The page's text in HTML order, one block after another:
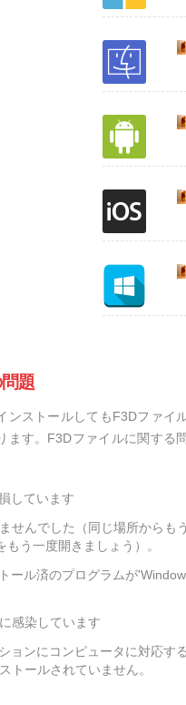
題
ンストールしてもF3Dファイ
ます。F3Dファイルに関する
しています
せんでした（同じ場所からも
う一度開きましょう）。
ール済のプログラムが
感染しています
ョンにコンピュータに対応す
トールされていません。